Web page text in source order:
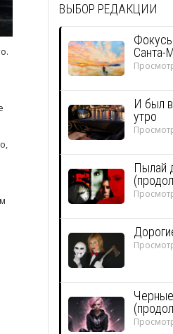
ВЫБОР РЕДАКЦИИ
Санта-
И был
утро
Пылай